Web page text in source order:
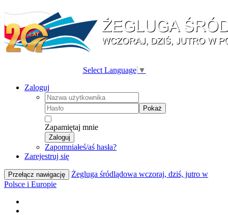
Select Language ▼
Zaloguj
Pokaż
Zapamiętaj mnie
Zaloguj
Zapomniałeś/aś hasła?
Zarejestruj się
Przełącz nawigację
Żegluga śródlądowa wczoraj, dziś, jutro w
Polsce i Europie